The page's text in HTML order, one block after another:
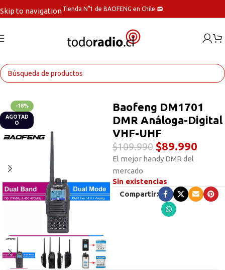
Skip to navigationTienda N°1 de BAOFENG en Chile 📻
Inicio Radios Handys
-18%
AGOTAD
O
Baofeng DM1701
DMR Análoga-Digital
VHF-UHF
$109.990 $89.990
El mejor handy DMR del
mercado
Sin existencias
Compartir: